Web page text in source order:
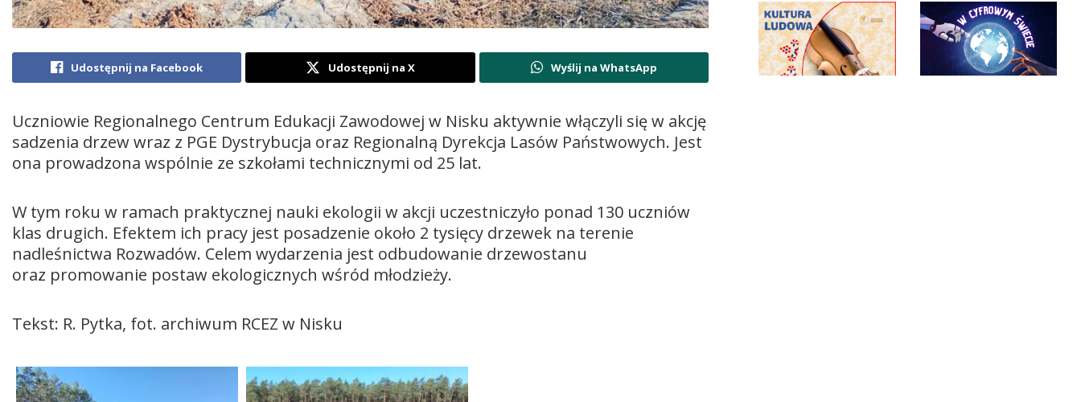
Udostępnij na Facebook Udostępnij na X Wyślij na WhatsApp
Uczniowie Regionalnego Centrum Edukacji Zawodowej w Nisku aktywnie włączyli się w akcję
sadzenia drzew wraz z PGE Dystrybucja oraz Regionalną Dyrekcja Lasów Państwowych. Jest
ona prowadzona wspólnie ze szkołami technicznymi od 25 lat.
W tym roku w ramach praktycznej nauki ekologii w akcji uczestniczyło ponad 130 uczniów
klas drugich. Efektem ich pracy jest posadzenie około 2 tysięcy drzewek na terenie
nadleśnictwa Rozwadów. Celem wydarzenia jest odbudowanie drzewostanu
oraz promowanie postaw ekologicznych wśród młodzieży.
Tekst: R. Pytka, fot. archiwum RCEZ w Nisku